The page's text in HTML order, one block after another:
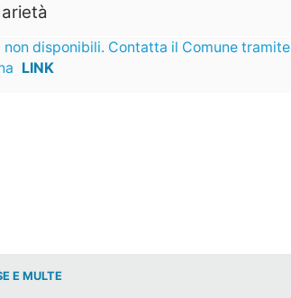
non disponibili. Contatta il Comune tramite
LINK
E MULTE